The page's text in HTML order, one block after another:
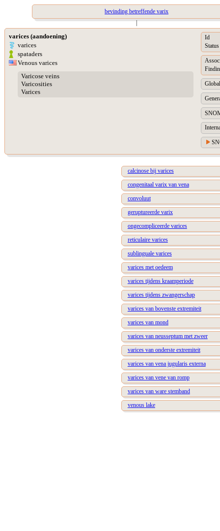
bevinding betreffende varix
|
varices (aandoening)
varices
spataders
Venous varices
Varicose veins
Varicosities
Varices
Id
Status
calcinose bij varices
congenitaal varix van vena
convoluut
geruptureerde varix
ongecompliceerde varices
reticulaire varices
sublinguale varices
varices met oedeem
varices tijdens kraamperiode
varices tijdens zwangerschap
varices van bovenste extremiteit
varices van mond
varices van neusseptum met zweer
varices van onderste extremiteit
varices van vena jugularis externa
varices van vene van romp
varices van ware stemband
venous lake